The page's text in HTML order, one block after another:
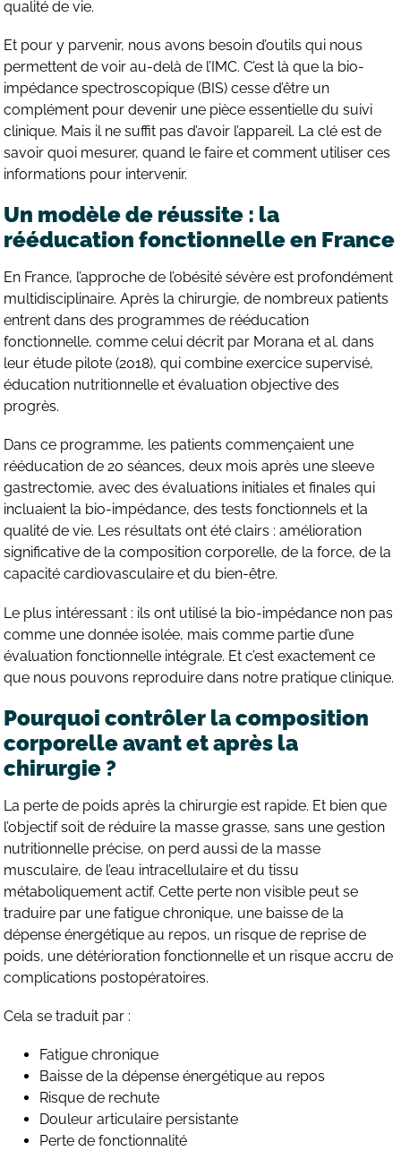
qualité de vie.
Et pour y parvenir, nous avons besoin d’outils qui nous
permettent de voir au-delà de l’IMC. C’est là que la bio-
impédance spectroscopique (BIS) cesse d’être un
complément pour devenir une pièce essentielle du suivi
clinique. Mais il ne suffit pas d’avoir l’appareil. La clé est de
savoir quoi mesurer, quand le faire et comment utiliser ces
informations pour intervenir.
Un modèle de réussite : la
rééducation fonctionnelle en France
En France, l’approche de l’obésité sévère est profondément
multidisciplinaire. Après la chirurgie, de nombreux patients
entrent dans des programmes de rééducation
fonctionnelle, comme celui décrit par Morana et al. dans
leur étude pilote (2018), qui combine exercice supervisé,
éducation nutritionnelle et évaluation objective des
progrès.
Dans ce programme, les patients commençaient une
rééducation de 20 séances, deux mois après une sleeve
gastrectomie, avec des évaluations initiales et finales qui
incluaient la bio-impédance, des tests fonctionnels et la
qualité de vie. Les résultats ont été clairs : amélioration
significative de la composition corporelle, de la force, de la
capacité cardiovasculaire et du bien-être.
Le plus intéressant : ils ont utilisé la bio-impédance non pas
comme une donnée isolée, mais comme partie d’une
évaluation fonctionnelle intégrale. Et c’est exactement ce
que nous pouvons reproduire dans notre pratique clinique.
Pourquoi contrôler la composition
corporelle avant et après la
chirurgie ?
La perte de poids après la chirurgie est rapide. Et bien que
l’objectif soit de réduire la masse grasse, sans une gestion
nutritionnelle précise, on perd aussi de la masse
musculaire, de l’eau intracellulaire et du tissu
métaboliquement actif. Cette perte non visible peut se
traduire par une fatigue chronique, une baisse de la
dépense énergétique au repos, un risque de reprise de
poids, une détérioration fonctionnelle et un risque accru de
complications postopératoires.
Cela se traduit par :
Fatigue chronique
Baisse de la dépense énergétique au repos
Risque de rechute
Douleur articulaire persistante
Perte de fonctionnalité